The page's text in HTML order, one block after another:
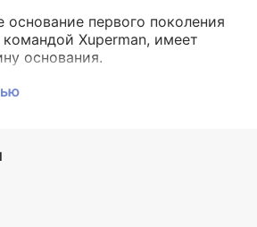
основание первого поколения
командой Xuperman, имеет
основания.
игры сочетание
древесины и
основания с сильной
сохранение мягкого
с мячом благодаря